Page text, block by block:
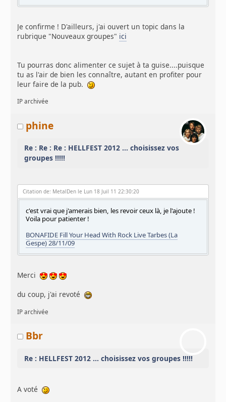
Je confirme ! D'ailleurs, j'ai ouvert un topic dans la
rubrique "Nouveaux groupes" ici
Tu pourras donc alimenter ce sujet à ta guise....puisque
tu as l'air de bien les connaître, autant en profiter pour
leur faire de la pub.
IP archivée
phine
Re : Re : Re : HELLFEST 2012 ... choisissez vos
groupes !!!!!
Citation de: MetalDen le Lun 18 Juil 11 22:30:20
c'est vrai que j'amerais bien, les revoir ceux là, je l'ajoute !
Voila pour patienter !
BONAFIDE Fill Your Head With Rock Live Tarbes (La
Gespe) 28/11/09
Merci
du coup, j'ai revoté
IP archivée
Bbr
Re : HELLFEST 2012 ... choisissez vos groupes !!!!!
A voté